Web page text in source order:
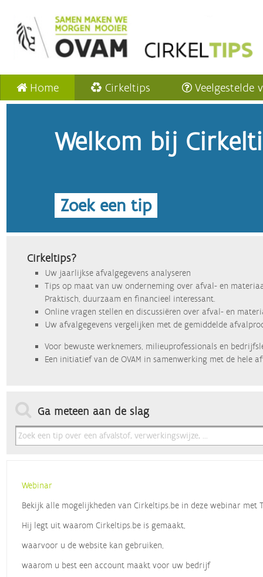
Home Cirkeltips Veelgestelde
Welkom bij
Zoek een tip
Cirkeltips?
Uw jaarlijkse afvalgegevens analyseren
Tips op maat van uw onderneming over afval- en
Praktisch, duurzaam en financieel interessant.
Online vragen stellen en discussiëren over afval- en
Uw afvalgegevens vergelijken met de gemiddelde
Voor bewuste werknemers, milieuprofessionals en
Een initiatief van de OVAM in samenwerking met de hele
Ga meteen aan de slag
Webinar
Bekijk alle mogelijkheden van Cirkeltips.be in deze webinar met
Hij legt uit waarom Cirkeltips.be is gemaakt,
waarvoor u de website kan gebruiken,
waarom u best een account maakt voor uw bedrijf